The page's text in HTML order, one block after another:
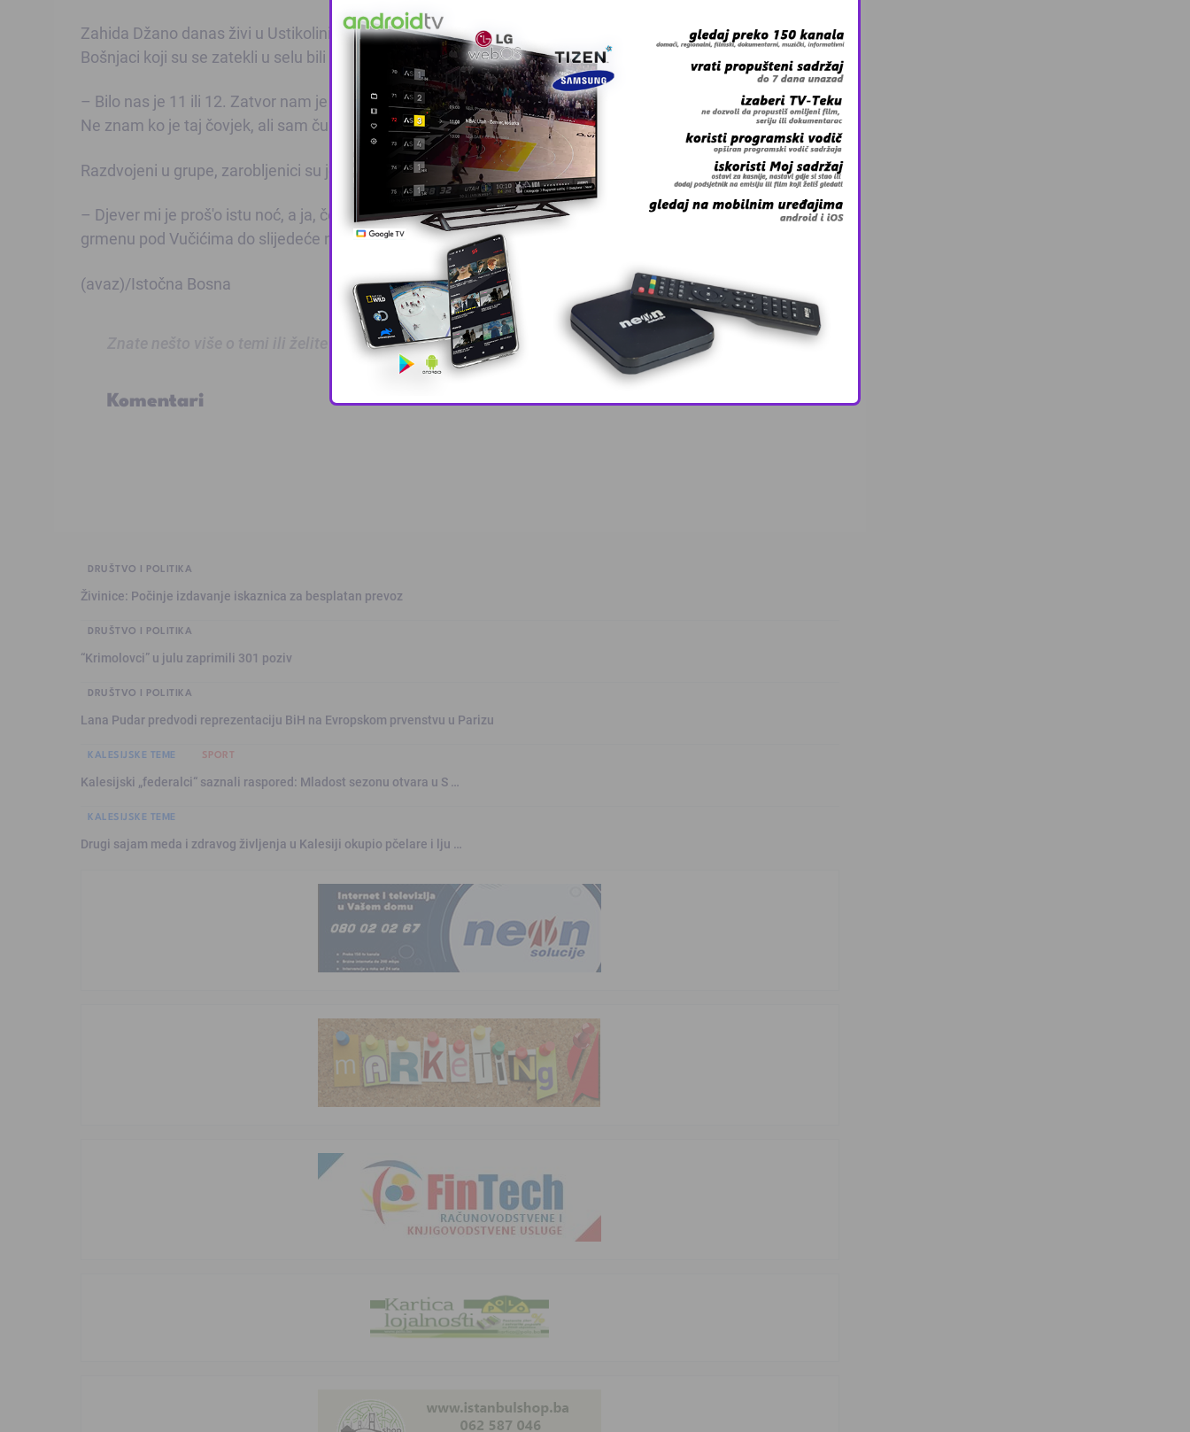
Zahida Džano danas živi u Ustikolini i sjeća se dana kada je u selo stiglo šest autobusa srpske vojske.
Bošnjaci koji su se zatekli u selu bili su zarobljeni.
– Bilo nas je 11 ili 12. Zatvor nam je bio u našoj kući. Sjećam se da su na strijeljanje izvodili mog muža i sina.
Ne znam ko je taj čovjek, ali sam čula da je rek'o da ih nije mogao ubiti – kaže Zahida.
Razdvojeni u grupe, zarobljenici su jedne noći odlučili pobjeći.
– Djever mi je proš'o istu noć, a ja, čovjek, sin i snaha udarili smo na njihovu liniju. Vratili smo se, krili se u
grmenu pod Vučićima do slijedeće noći i onda smo prošli u Ilovaču – kaže Zahida Džano.
(avaz)/Istočna Bosna
Znate nešto više o temi ili želite prijaviti grešku u tekstu?
Komentari
DRUŠTVO I POLITIKA
Živinice: Počinje izdavanje iskaznica za besplatan prevoz
DRUŠTVO I POLITIKA
“Krimolovci” u julu zaprimili 301 poziv
DRUŠTVO I POLITIKA
Lana Pudar predvodi reprezentaciju BiH na Evropskom prvenstvu u Parizu
KALESIJSKE TEME SPORT
Kalesijski „federalci“ saznali raspored: Mladost sezonu otvara u S …
KALESIJSKE TEME
Drugi sajam meda i zdravog življenja u Kalesiji okupio pčelare i lju …